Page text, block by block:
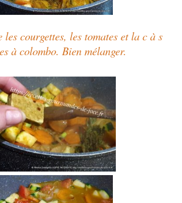
les courgettes, les tomates et la c à s
à colombo. Bien mélanger.